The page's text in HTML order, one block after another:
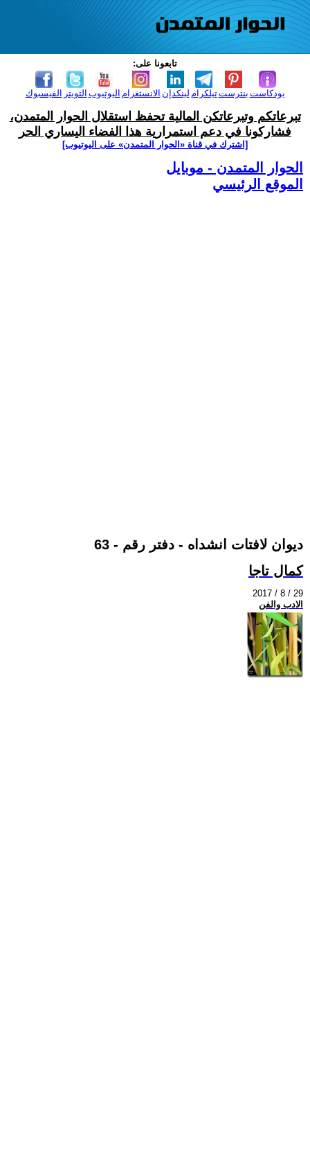
تابعونا على:
الفيسبوك التويتر اليوتيوب الانستغرام لينكدإن تيلكرامبنترست بودكاست
تبرعاتكم وتبرعاتكن المالية تحفظ استقلال الحوار المتمدن،
فشاركونا في دعم استمرارية هذا الفضاء اليساري الحر
[اشترك في قناة ‫«الحوار المتمدن» على اليوتيوب]
الحوار المتمدن - موبايل
الموقع الرئيسي
ديوان لافتات انشداه - دفتر رقم - 63
كمال تاجا
2017 / 8 / 29
الادب والفن